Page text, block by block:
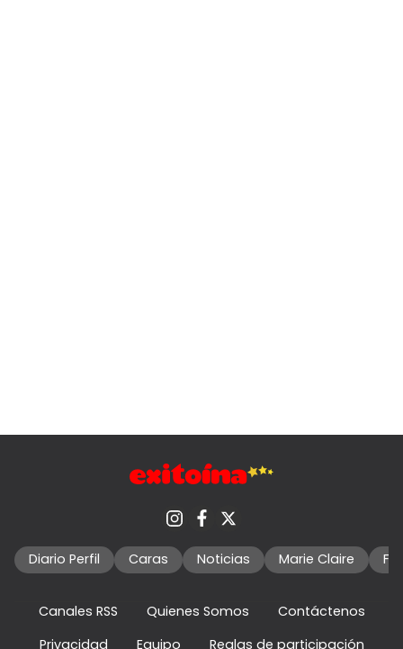
Diario Perfil Caras Noticias Marie Claire
Canales RSS Quienes Somos
Contáctenos
Privacidad
Equipo Reglas de participación